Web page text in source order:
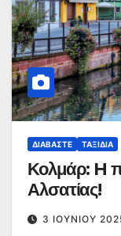
ΔΙΑΒΆΣΤΕ ΤΑΞΊΔΙΑ
Κολμάρ: H
Αλσατίας!
3 ΙΟΥΝΊΟΥ